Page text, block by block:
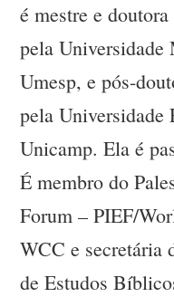
é mestre e
pela Universidade
Umesp, e pós-
pela Universidade
Unicamp. Ela é
É membro do
Forum – PIEF/
WCC e secretária
de Estudos